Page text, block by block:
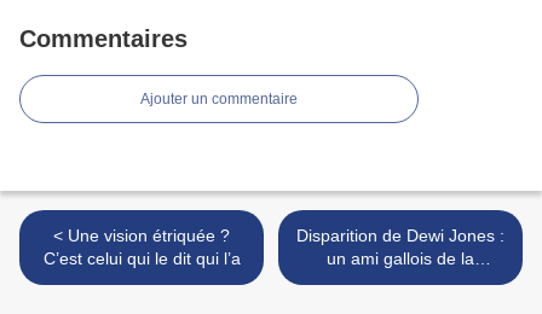
Commentaires
Ajouter un commentaire
< Une vision étriquée ?
C’est celui qui le dit qui l’a
Disparition de Dewi Jones :
un ami gallois de la
Bretagne >